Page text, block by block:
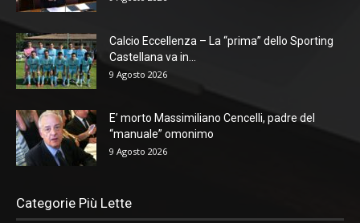
Calcio Eccellenza – La “prima” dello Sporting
Castellana va in...
9 Agosto 2026
E’ morto Massimiliano Cencelli, padre del
“manuale” omonimo
9 Agosto 2026
Categorie Più Lette